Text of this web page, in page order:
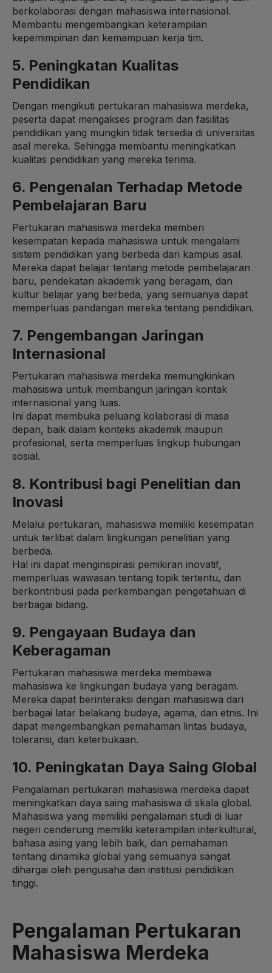
berkolaborasi dengan mahasiswa internasional.
Membantu mengembangkan keterampilan
kepemimpinan dan kemampuan kerja tim.
5. Peningkatan Kualitas
Pendidikan
Dengan mengikuti pertukaran mahasiswa merdeka,
peserta dapat mengakses program dan fasilitas
pendidikan yang mungkin tidak tersedia di universitas
asal mereka. Sehingga membantu meningkatkan
kualitas pendidikan yang mereka terima.
6. Pengenalan Terhadap Metode
Pembelajaran Baru
Pertukaran mahasiswa merdeka memberi
kesempatan kepada mahasiswa untuk mengalami
sistem pendidikan yang berbeda dari kampus asal.
Mereka dapat belajar tentang metode pembelajaran
baru, pendekatan akademik yang beragam, dan
kultur belajar yang berbeda, yang semuanya dapat
memperluas pandangan mereka tentang pendidikan.
7. Pengembangan Jaringan
Internasional
Pertukaran mahasiswa merdeka memungkinkan
mahasiswa untuk membangun jaringan kontak
internasional yang luas.
Ini dapat membuka peluang kolaborasi di masa
depan, baik dalam konteks akademik maupun
profesional, serta memperluas lingkup hubungan
sosial.
8. Kontribusi bagi Penelitian dan
Inovasi
Melalui pertukaran, mahasiswa memiliki kesempatan
untuk terlibat dalam lingkungan penelitian yang
berbeda.
Hal ini dapat menginspirasi pemikiran inovatif,
memperluas wawasan tentang topik tertentu, dan
berkontribusi pada perkembangan pengetahuan di
berbagai bidang.
9. Pengayaan Budaya dan
Keberagaman
Pertukaran mahasiswa merdeka membawa
mahasiswa ke lingkungan budaya yang beragam.
Mereka dapat berinteraksi dengan mahasiswa dari
berbagai latar belakang budaya, agama, dan etnis. Ini
dapat mengembangkan pemahaman lintas budaya,
toleransi, dan keterbukaan.
10. Peningkatan Daya Saing Global
Pengalaman pertukaran mahasiswa merdeka dapat
meningkatkan daya saing mahasiswa di skala global.
Mahasiswa yang memiliki pengalaman studi di luar
negeri cenderung memiliki keterampilan interkultural,
bahasa asing yang lebih baik, dan pemahaman
tentang dinamika global yang semuanya sangat
dihargai oleh pengusaha dan institusi pendidikan
tinggi.
Pengalaman Pertukaran
Mahasiswa Merdeka